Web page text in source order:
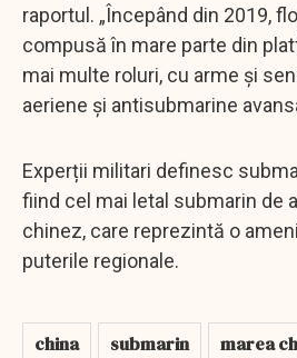
raportul. „Începând din 2019,
compusă în mare parte din
mai multe roluri, cu arme și
aeriene și antisubmarine
Experții militari definesc
fiind cel mai letal submarin de
chinez, care reprezintă o
puterile regionale.
china submarin
marea